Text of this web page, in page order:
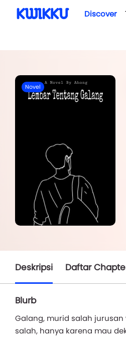
Discover
Novel
Deskripsi Daftar
Blurb
Galang, murid salah
salah, hanya karena mau